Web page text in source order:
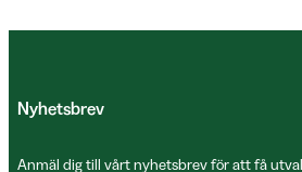
Nyhetsbrev
Anmäl dig till vårt nyhetsbrev för att få